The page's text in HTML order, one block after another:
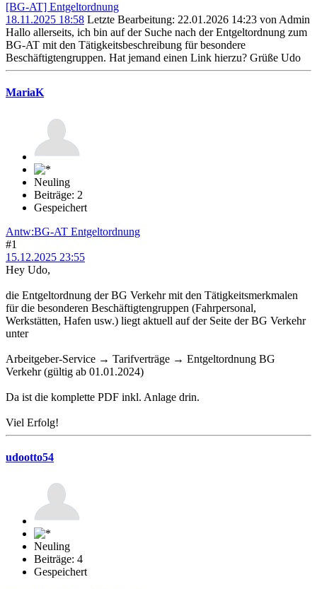
[BG-AT] Entgeltordnung
18.11.2025 18:58 Letzte Bearbeitung: 22.01.2026 14:23 von Admin
Hallo allerseits, ich bin auf der Suche nach der Entgeltordnung zum
BG-AT mit den Tätigkeitsbeschreibung für besondere
Beschäftigtengruppen. Hat jemand einen Link hierzu? Grüße Udo
MariaK
Neuling
Beiträge: 2
Gespeichert
Antw:BG-AT Entgeltordnung
#1
15.12.2025 23:55
Hey Udo,
die Entgeltordnung der BG Verkehr mit den Tätigkeitsmerkmalen
für die besonderen Beschäftigtengruppen (Fahrpersonal,
Werkstätten, Hafen usw.) liegt aktuell auf der Seite der BG Verkehr
unter
Arbeitgeber-Service → Tarifverträge → Entgeltordnung BG
Verkehr (gültig ab 01.01.2024)
Da ist die komplette PDF inkl. Anlage drin.
Viel Erfolg!
udootto54
Neuling
Beiträge: 4
Gespeichert